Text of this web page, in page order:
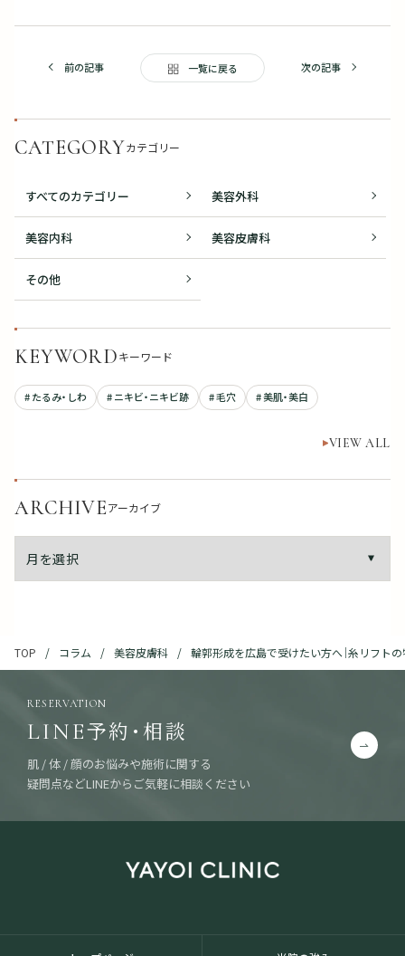
前の記事 一覧に戻る 次の記事
CATEGORYカテゴリー
すべてのカテゴリー 美容外科
美容内科 美容皮膚科
その他
KEYWORDキーワード
# たるみ・しわ # ニキビ・ニキビ跡 # 毛穴 # 美肌・美白
VIEW ALL
ARCHIVEアーカイブ
TOP コラム 美容皮膚科 輪郭形成を広島で受けたい方へ｜糸リフト
LINE予約・相談
RESERVATION
肌 / 体 / 顔のお悩みや施術に関する
疑問点などLINEからご気軽に相談ください